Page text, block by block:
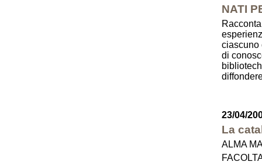
NATI
ciascuno
di
23/04/
La
ALMA